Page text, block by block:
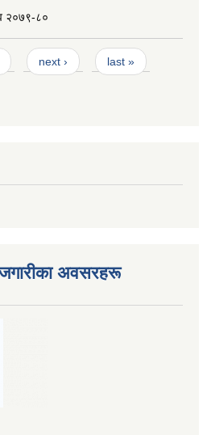
२०७९-८०
next › last »
अवसरहरू